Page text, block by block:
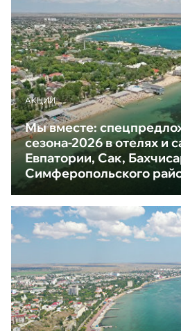
АКЦИИ
Мы вместе:
сезона-2026 в отелях и
Евпатории, Сак,
Симферопольского